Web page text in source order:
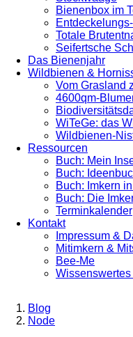
Bienenbox im
Totale
Seifertsche
Das Bienenjahr
Wildbienen &
Vom Grasland
4600qm-
WiTeGe: das
Wildbienen-
Ressourcen
Buch: Mein
Buch:
Buch: Imkern
Buch: Die
Terminkalender
Kontakt
Impressum &
Mitimkern &
Bee-Me
Breadcrumb
Blog
Node